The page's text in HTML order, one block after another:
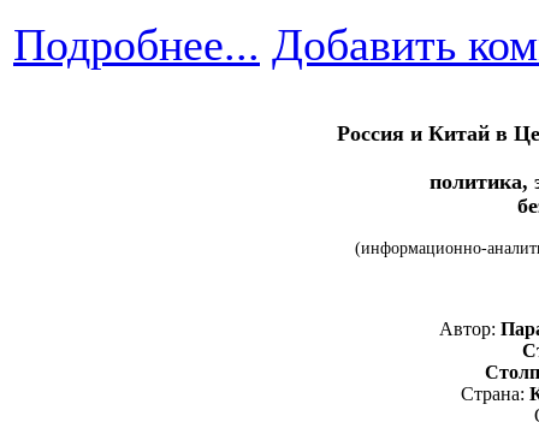
Подробнее... Добавить
Россия и Китай в
политика,
(информационно-
Автор:
Страна: